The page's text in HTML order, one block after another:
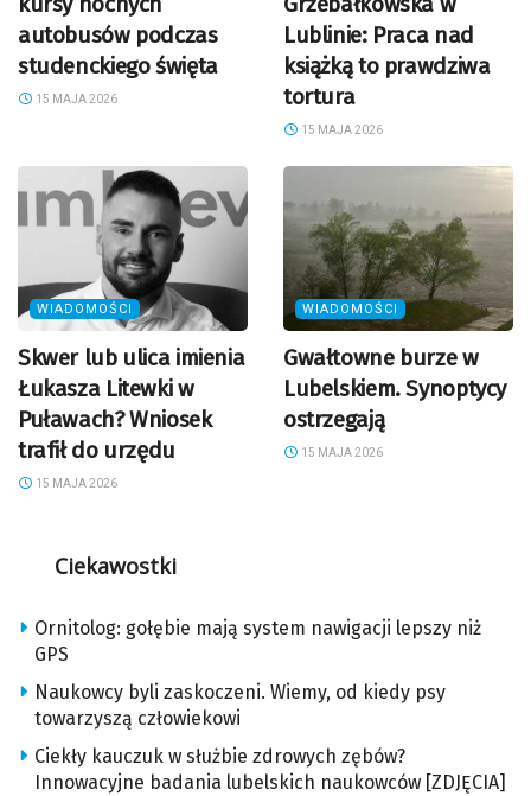
autobusów podczas
studenckiego święta
15 MAJA 2026
Lublinie: Praca nad
książką to prawdziwa
tortura
15 MAJA 2026
WIADOMOŚCI
Skwer lub ulica imienia
Łukasza Litewki w
Puławach? Wniosek
trafił do urzędu
15 MAJA 2026
WIADOMOŚCI
Gwałtowne burze w
Lubelskiem. Synoptycy
ostrzegają
15 MAJA 2026
Ciekawostki
Ornitolog: gołębie mają system nawigacji lepszy niż
GPS
Naukowcy byli zaskoczeni. Wiemy, od kiedy psy
towarzyszą człowiekowi
Ciekły kauczuk w służbie zdrowych zębów?
Innowacyjne badania lubelskich naukowców [ZDJĘCIA]